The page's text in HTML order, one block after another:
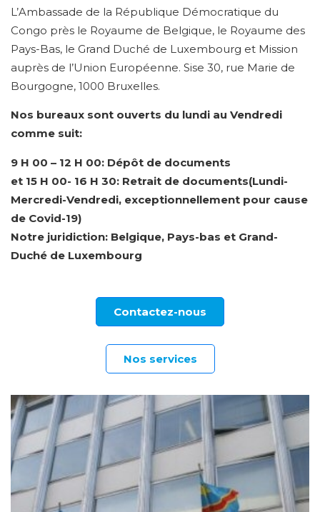
L’Ambassade de la République Démocratique du
Congo près le Royaume de Belgique, le Royaume des
Pays-Bas, le Grand Duché de Luxembourg et Mission
auprès de l’Union Européenne. Sise 30, rue Marie de
Bourgogne, 1000 Bruxelles.
Nos bureaux sont ouverts du lundi au Vendredi
comme suit:
9 H 00 – 12 H 00: Dépôt de documents
et 15 H 00- 16 H 30: Retrait de documents(Lundi-
Mercredi-Vendredi, exceptionnellement pour cause
de Covid-19)
Notre juridiction: Belgique, Pays-bas et Grand-
Duché de Luxembourg
Contactez-nous
Nos services